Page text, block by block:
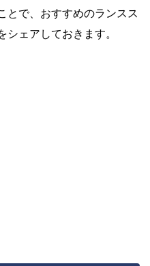
とで、おすすめのランスス
シェアしておきます。